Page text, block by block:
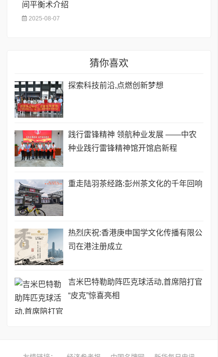
间平衡术介绍
2025-08-07
猜你喜欢
探索科技前沿,点燃创新梦想
践行雷锋精神 领航种业发展 ——中农
种业践行雷锋精神馆开馆启新程
重走陆羽茶经路:彭州茶文化的千年回响
热烈庆祝:香港庚申国学文化传播有限公
司在港注册成立
吉米巴特勒助阵匹克球活动,首席陪打官
“皮克”惊喜亮相